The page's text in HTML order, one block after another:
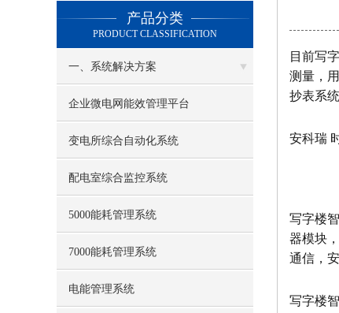
产品分类
PRODUCT CLASSIFICATION
一、系统解决方案
企业微电网能效管理平台
变电所综合自动化系统
配电室综合监控系统
5000能耗管理系统
7000能耗管理系统
电能管理系统
目前写
测量，
抄表系
安科瑞
写字楼
器模块
通信，
写字楼